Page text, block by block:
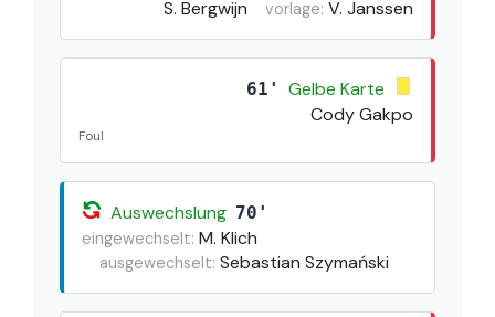
S. Bergwijn
vorlage: V. Janssen
61'
Gelbe Karte
Cody Gakpo
Foul
Auswechslung 70'
eingewechselt: M. Klich
ausgewechselt: Sebastian Szymański